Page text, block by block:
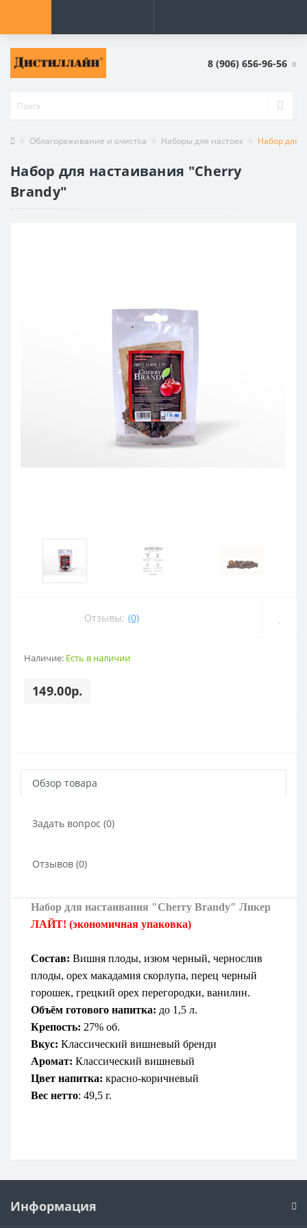
8 (906) 656-96-56
Облагораживание и очистка Наборы для настоек Набор для
Набор для настаивания ″Cherry
Brandy″
Отзывы: (0)
Наличие: Есть в наличии
149.00р.
Обзор товара
Задать вопрос (0)
Отзывов (0)
Набор для настаивания ″Cherry Brandy″ Ликер
ЛАЙТ! (экономичная упаковка)
Состав: Вишня плоды, изюм черный, чернослив
плоды, орех макадамия скорлупа, перец черный
горошек, грецкий орех перегородки, ванилин.
Объём готового напитка: до 1,5 л.
Крепость: 27% об.
Вкус: Классический вишневый бренди
Аромат: Классический вишневый
Цвет напитка: красно-коричневый
Вес нетто: 49,5 г.
Информация